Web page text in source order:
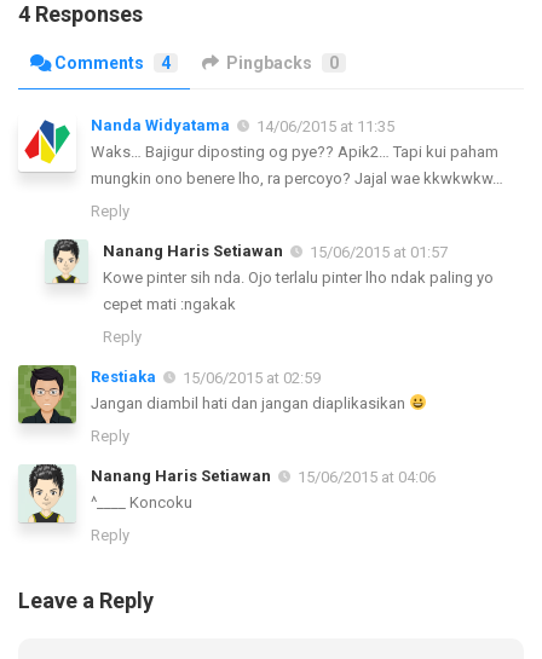
4 Responses
Comments 4 Pingbacks 0
Nanda Widyatama
14/06/2015 at 11:35
Waks… Bajigur diposting og pye?? Apik2… Tapi kui paham
mungkin ono benere lho, ra percoyo? Jajal wae kkwkwkw…
Reply
Nanang Haris Setiawan
15/06/2015 at 01:57
Kowe pinter sih nda. Ojo terlalu pinter lho ndak paling yo
cepet mati :ngakak
Reply
Restiaka
15/06/2015 at 02:59
Jangan diambil hati dan jangan diaplikasikan
Reply
Nanang Haris Setiawan
15/06/2015 at 04:06
^____ Koncoku
Reply
Leave a Reply